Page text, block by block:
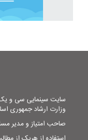
سایت سینمایی سی و یک
وزارت ارشاد جمهوری
صاحب امتیاز و مدیر